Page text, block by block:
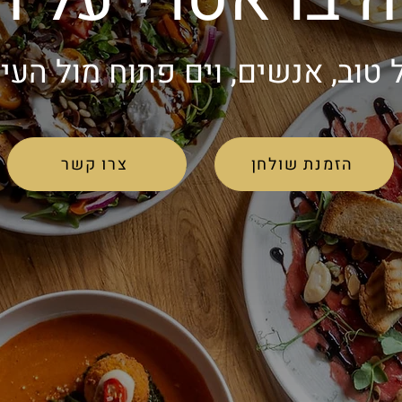
טוב, אנשים, וים פתוח מול
צרו קשר הזמנת שולחן